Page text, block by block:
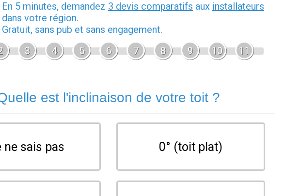
En 5 minutes, demandez 3 devis comparatifs aux installateurs
dans votre région.
Gratuit, sans pub et sans engagement.
3 4 5 6 7 8 9 10 11
est l'inclinaison de votre toit ?
ne sais pas 0° (toit plat)